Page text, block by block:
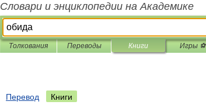
Словари и энциклопедии на Академике
Толкования Переводы Книги Игры ⚽
Перевод
Книги